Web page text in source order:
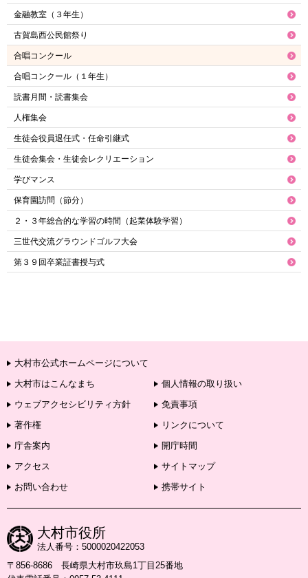
金融教室（３年生）
古賀島西公民館祭り
合唱コンクール
合唱コンクール（１年生）
読書月間・読書集会
人権集会
生徒会役員退任式・任命引継式
生徒会集会・生徒会レクリエーション
学びマンス
保育園訪問（節分）
２・３年総合的な学習の時間（起業体験学習）
三世代交流グラウンドゴルフ大会
第３９回卒業証書授与式
大村市公式ホームページについて
大村市はこんなまち
個人情報の取り扱い
ウェブアクセシビリティ方針
免責事項
著作権
リンクについて
庁舎案内
開庁時間
アクセス
サイトマップ
お問い合わせ
携帯サイト
大村市役所
法人番号：5000020422053
〒856-8686 長崎県大村市玖島1丁目25番地